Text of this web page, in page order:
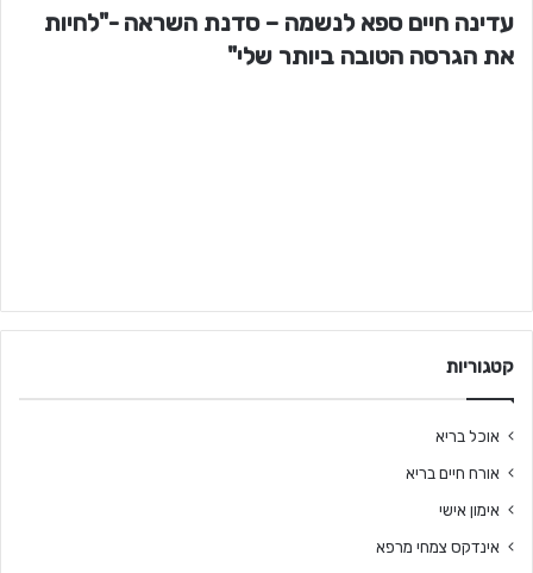
עדינה חיים ספא לנשמה – סדנת השראה -"לחיות
את הגרסה הטובה ביותר שלי"
קטגוריות
אוכל בריא
אורח חיים בריא
אימון אישי
אינדקס צמחי מרפא